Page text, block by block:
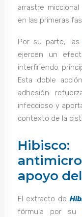
arrastre
en las primeras
Por su parte, las
ejercen un
interfiriendo
Esta doble
adhesión
infeccioso y
contexto de la
apoyo
El extracto de
fórmula por su